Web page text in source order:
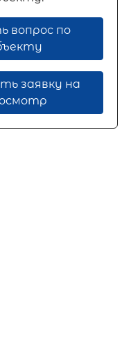
вопрос по
заявку на